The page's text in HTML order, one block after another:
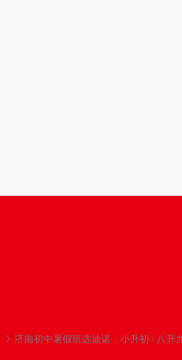
济南初中暑假班选迪诺，小升初 / 八升